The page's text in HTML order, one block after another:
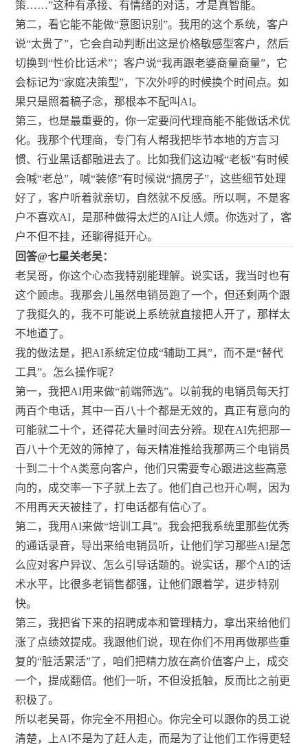
策……”这种有承接、有情绪的对话，才是真智能。
第二，看它能不能做“意图识别”。我用的这个系统，客户
说“太贵了”，它会自动判断出这是价格敏感型客户，然后
切换到“性价比话术”；客户说“我再跟老婆商量商量”，它
会标记为“家庭决策型”，下次外呼的时候换个时间点。如
果只是照着稿子念，那根本不配叫AI。
第三，也是最重要的，你一定要问代理商能不能做话术优
化。我那个代理商，专门有人帮我把毕节本地的方言习
惯、行业黑话都融进去了。比如我们这边喊“老板”有时候
会喊“老总”，喊“装修”有时候说“搞房子”，这些细节处理
好了，客户听着就亲切，自然就不反感。所以啊，不是客
户不喜欢AI，是那种做得太烂的AI让人烦。你选对了，客
户不但不挂，还聊得挺开心。
回答@七星关老吴：
老吴哥，你这个心态我特别能理解。说实话，我当时也有
这个顾虑。我那会儿虽然电销员跑了一个，但还剩两个跟
了我挺久的，我不可能说上系统就直接把人开了，那样太
不地道了。
我的做法是，把AI系统定位成“辅助工具”，而不是“替代
工具”。怎么操作呢？
第一，我把AI用来做“前端筛选”。以前我的电销员每天打
两百个电话，其中一百八十个都是无效的，真正有意向的
可能就二十个，还得花大量时间去分辨。现在AI先把那一
百八十个无效的筛掉了，每天精准推给我那两三个电销员
十到二十个A类意向客户，他们只需要专心跟进这些高意
向的，成交率一下子就上去了。他们自己也开心啊，因为
不用再天天被挂了，打电话都有信心了。
第二，我用AI来做“培训工具”。我会把我系统里那些优秀
的通话录音，导出来给电销员听，让他们学习那些AI是怎
么应对客户异议、怎么引导话题的。说实话，那个AI的话
术水平，比很多老销售都强，让他们跟着学，进步特别
快。
第三，我把省下来的招聘成本和管理精力，拿出来给他们
涨了点绩效提成。我跟他们说，现在你们不用再做那些重
复的“脏活累活”了，咱们把精力放在高价值客户上，成交
一个，提成翻倍。他们一听，不但没抵触，反而比之前更
积极了。
所以老吴哥，你完全不用担心。你完全可以跟你的员工说
清楚，上AI不是为了赶人走，而是为了让他们工作得更轻